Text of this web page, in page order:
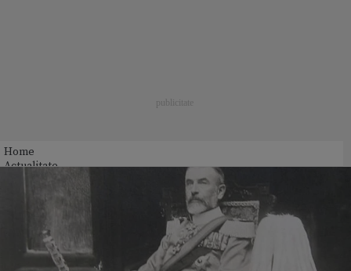
Home
Actualitate